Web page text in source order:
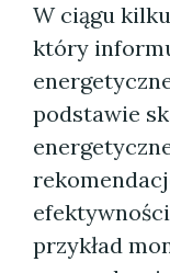
W ciągu
który
podstawie
przykład